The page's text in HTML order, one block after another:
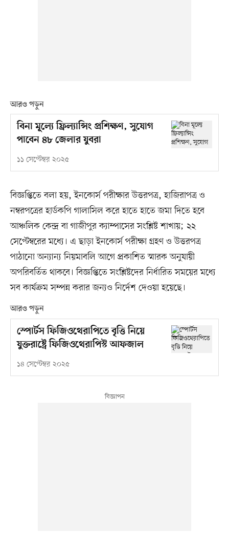
আরও পড়ুন
বিনা মূল্যে ফ্রিল্যান্সিং প্রশিক্ষণ, সুযোগ
পাবেন ৪৮ জেলার যুবরা
১১ সেপ্টেম্বর ২০২৫
বিজ্ঞপ্তিতে বলা হয়, ইনকোর্স পরীক্ষার উত্তরপত্র, হাজিরাপত্র ও
নম্বরপত্রের হার্ডকপি গালাসিল করে হাতে হাতে জমা দিতে হবে
আঞ্চলিক কেন্দ্র বা গাজীপুর ক্যাম্পাসের সংশ্লিষ্ট শাখায়; ২২
সেপ্টেম্বরের মধ্যে। এ ছাড়া ইনকোর্স পরীক্ষা গ্রহণ ও উত্তরপত্র
পাঠানো অন্যান্য নিয়মাবলি আগে প্রকাশিত স্মারক অনুযায়ী
অপরিবর্তিত থাকবে। বিজ্ঞপ্তিতে সংশ্লিষ্টদের নির্ধারিত সময়ের মধ্যে
সব কার্যক্রম সম্পন্ন করার জন্যও নির্দেশ দেওয়া হয়েছে।
আরও পড়ুন
স্পোর্টস ফিজিওথেরাপিতে বৃত্তি নিয়ে
যুক্তরাষ্ট্রে ফিজিওথেরাপিস্ট আফজাল
১৪ সেপ্টেম্বর ২০২৫